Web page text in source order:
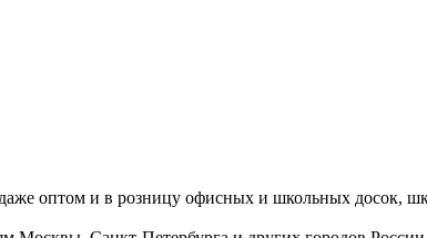
оптом и в розницу офисных и школьных досок,